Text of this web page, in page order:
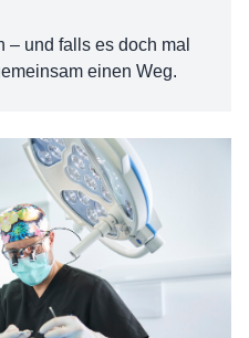
– und falls es doch mal
einen Weg.